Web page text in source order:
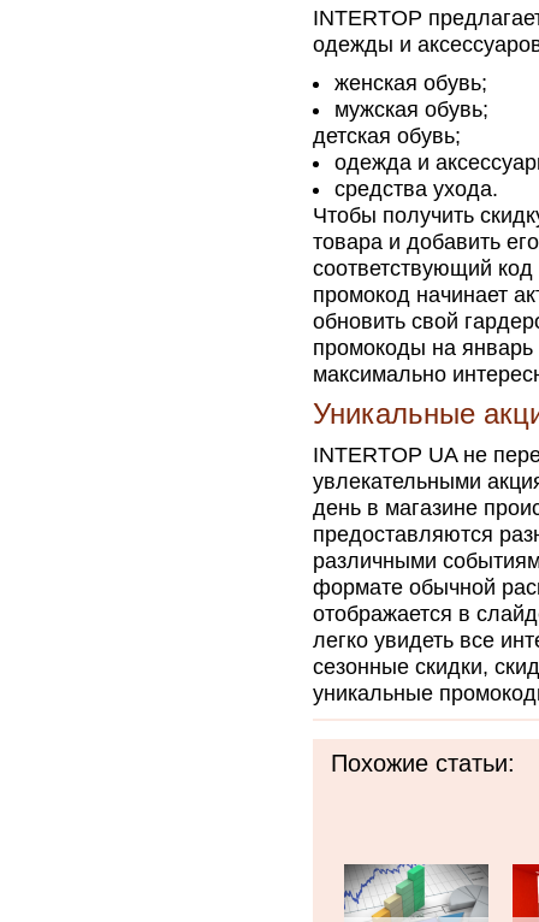
INTERTOP
одежды и
женская обувь;
мужская обувь;
детская обувь;
одежда и
средства ухода.
Чтобы получить
товара и добавить
соответствующий
промокод начинает
обновить свой
промокоды на
максимально
Уникальные
INTERTOP UA не
увлекательными
день в магазине
предоставляются
различными
формате обычной
отображается в
легко увидеть все
сезонные скидки,
уникальные
Похожие статьи: